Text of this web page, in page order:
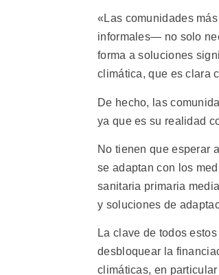
«Las comunidades
informales— no solo
forma a soluciones
climática, que es clara
De hecho, las
ya que es su realidad
No tienen que esperar
se adaptan con los
sanitaria primaria
y soluciones de
La clave de todos
desbloquear la
climáticas, en